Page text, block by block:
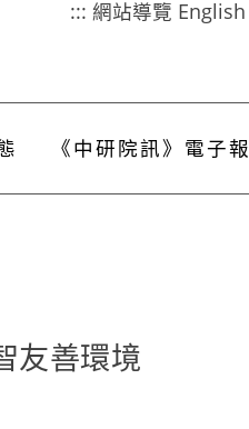
::: 網站導覽 English
《中研院訊》電子報
友善環境